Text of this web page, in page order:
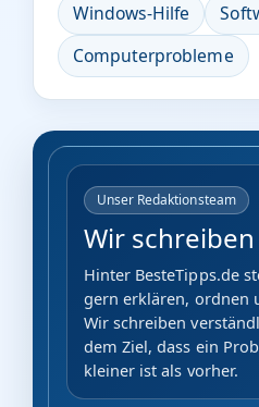
Windows-Hilfe
Computerprobleme
Unser Redaktionsteam
Wir
Hinter BesteTipps.de
gern erklären, ordnen
Wir schreiben
dem Ziel, dass ein
kleiner ist als vorher.